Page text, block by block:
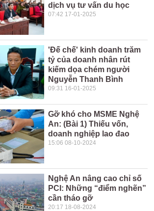
dịch vụ tư vấn du học
07:42 17-01-2025
'Đế chế' kinh doanh trăm
tỷ của doanh nhân rút
kiếm dọa chém người
Nguyễn Thanh Bình
09:31 16-01-2025
Gỡ khó cho MSME Nghệ
An: (Bài 1) Thiếu vốn,
doanh nghiệp lao đao
15:06 08-10-2024
Nghệ An nâng cao chỉ số
PCI: Những “điểm nghẽn”
cần tháo gỡ
20:17 18-08-2024